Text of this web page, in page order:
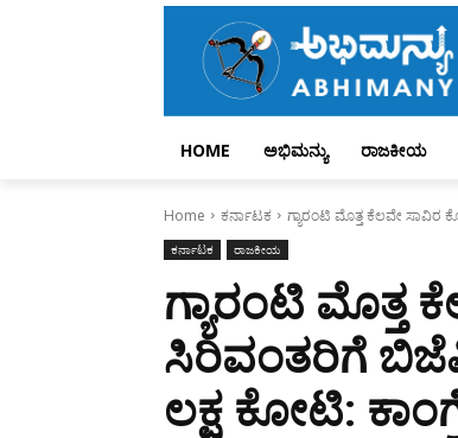
HOME ಅಭಿಮನ್ಯು ರಾಜಕೀಯ
Home ಕರ್ನಾಟಕ ಗ್ಯಾರಂಟಿ ಮೊತ್ತ ಕೆಲವೇ ಸಾವಿರ
ಕರ್ನಾಟಕ ರಾಜಕೀಯ
ಗ್ಯಾರಂಟಿ ಮೊತ್ತ
ಸಿರಿವಂತರಿಗೆ ಬಿಜೆಪಿ
ಲಕ್ಷ ಕೋಟಿ: